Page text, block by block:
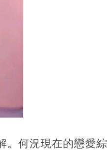
。何況現在的戀愛綜